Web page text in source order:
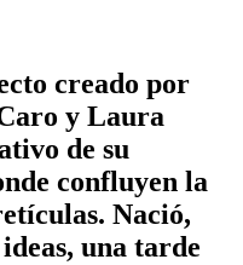
creado por
y Laura
de su
confluyen la
Nació,
una tarde